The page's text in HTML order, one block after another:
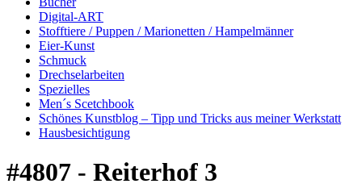
Digital-ART
Stofftiere / Puppen / Marionetten / Hampelmänner
Eier-Kunst
Schmuck
Drechselarbeiten
Spezielles
Men´s Scetchbook
Schönes Kunstblog – Tipp und Tricks aus meiner Werkstatt
Hausbesichtigung
#4807 - Reiterhof 3